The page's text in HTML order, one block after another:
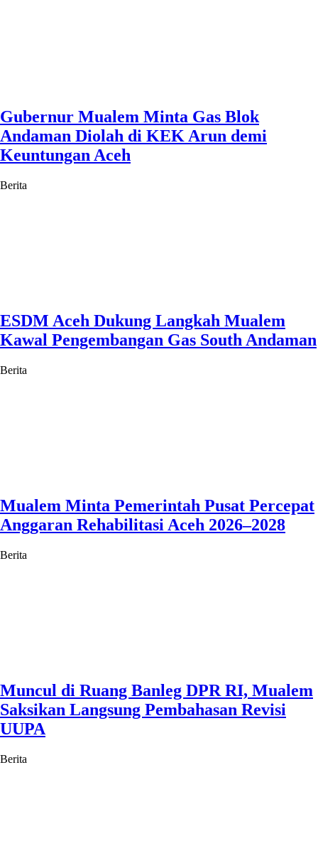
Gubernur Mualem Minta Gas Blok
Andaman Diolah di KEK Arun demi
Keuntungan Aceh
Berita
ESDM Aceh Dukung Langkah Mualem
Kawal Pengembangan Gas South Andaman
Berita
Mualem Minta Pemerintah Pusat Percepat
Anggaran Rehabilitasi Aceh 2026–2028
Berita
Muncul di Ruang Banleg DPR RI, Mualem
Saksikan Langsung Pembahasan Revisi
UUPA
Berita